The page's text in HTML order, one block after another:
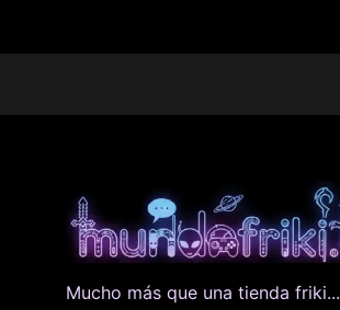
Mucho más que una tienda friki...